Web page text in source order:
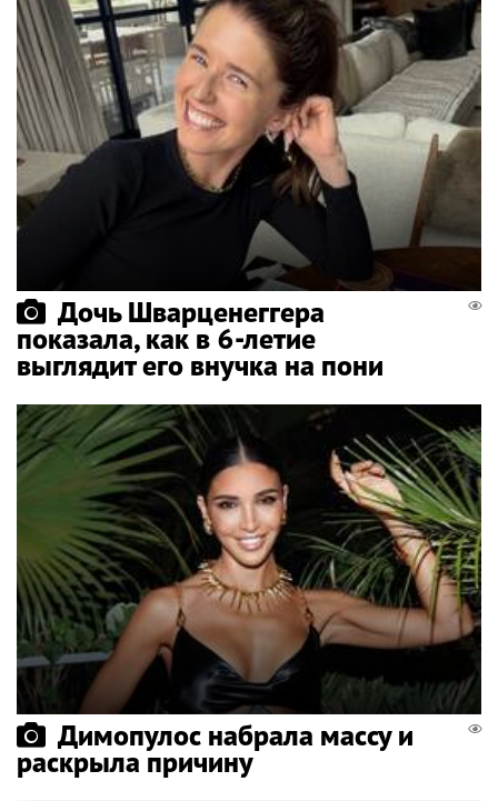
Дочь Шварценеггера
показала, как в 6-летие
выглядит его внучка на пони
Димопулос набрала массу и
раскрыла причину